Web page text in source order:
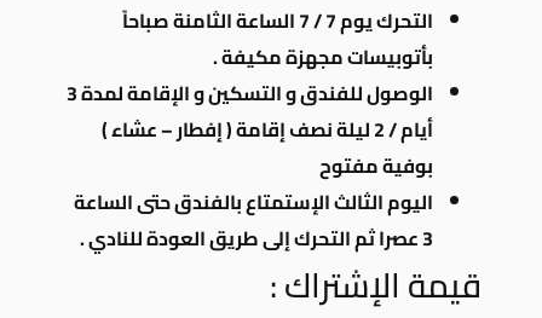
التحرك يوم 7 / 7 الساعة الثامنة صباحاً
بأتوبيسات مجهزة مكيفة .
الوصول للفندق و التسكين و الإقامة لمدة 3
أيام / 2 ليلة نصف إقامة ( إفطار – عشاء )
بوفية مفتوح
اليوم الثالث الإستمتاع بالفندق حتى الساعة
3 عصرا ثم التحرك إلى طريق العودة للنادي .
قيمة الإشتراك :